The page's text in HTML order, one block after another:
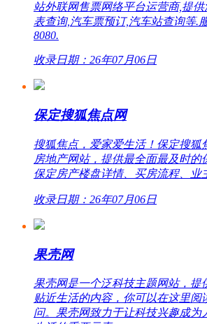
站外联网售票网络平台运营商,提
表查询,汽车票预订,汽车站查询等.
8080.
收录日期：26年07月06日
保定搜狐焦点网
搜狐焦点，爱家爱生活！保定搜狐
房地产网站，提供最全面最及时的
保定房产楼盘详情、买房流程、业
收录日期：26年07月06日
果壳网
果壳网是一个泛科技主题网站，提
贴近生活的内容，你可以在这里阅
问。果壳网致力于让科技兴趣成为